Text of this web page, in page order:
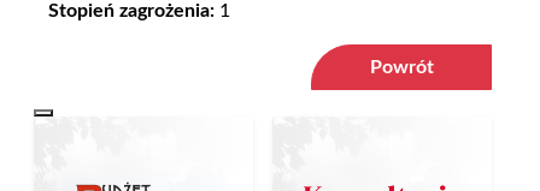
Stopień zagrożenia: 1
Powrót